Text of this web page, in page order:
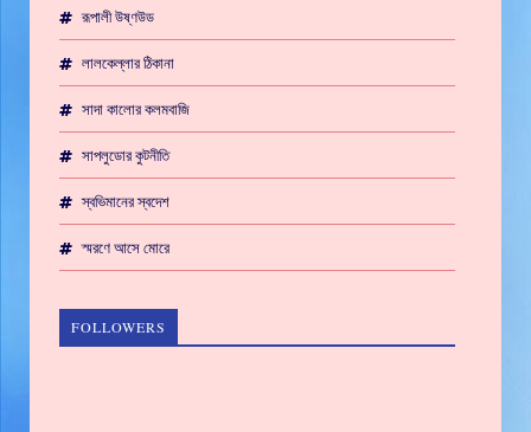
রূপালী উষ্ণউড
লালকেল্লার ঠিকানা
সাদা কালোর কলমবাজি
সাপলুডোর কুটনীতি
স্বভিমানের স্বদেশ
স্মরণে আসে মোরে
FOLLOWERS